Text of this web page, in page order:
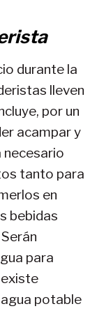
durante la
lleven
por un
acampar y
necesario
tanto para
en
bebidas
para
potable